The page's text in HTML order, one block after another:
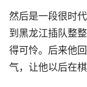
然后是一段很时
到黑龙江插队整
得可怜。后来他
气，让他以后在